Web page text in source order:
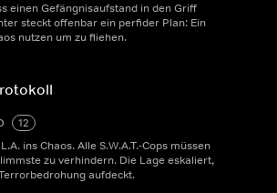
einen Gefängnisaufstand in den Griff
steckt offenbar ein perfider Plan: Ein
nutzen um zu fliehen.
12
ins Chaos. Alle S.W.A.T.-Cops müssen
zu verhindern. Die Lage eskaliert,
aufdeckt.